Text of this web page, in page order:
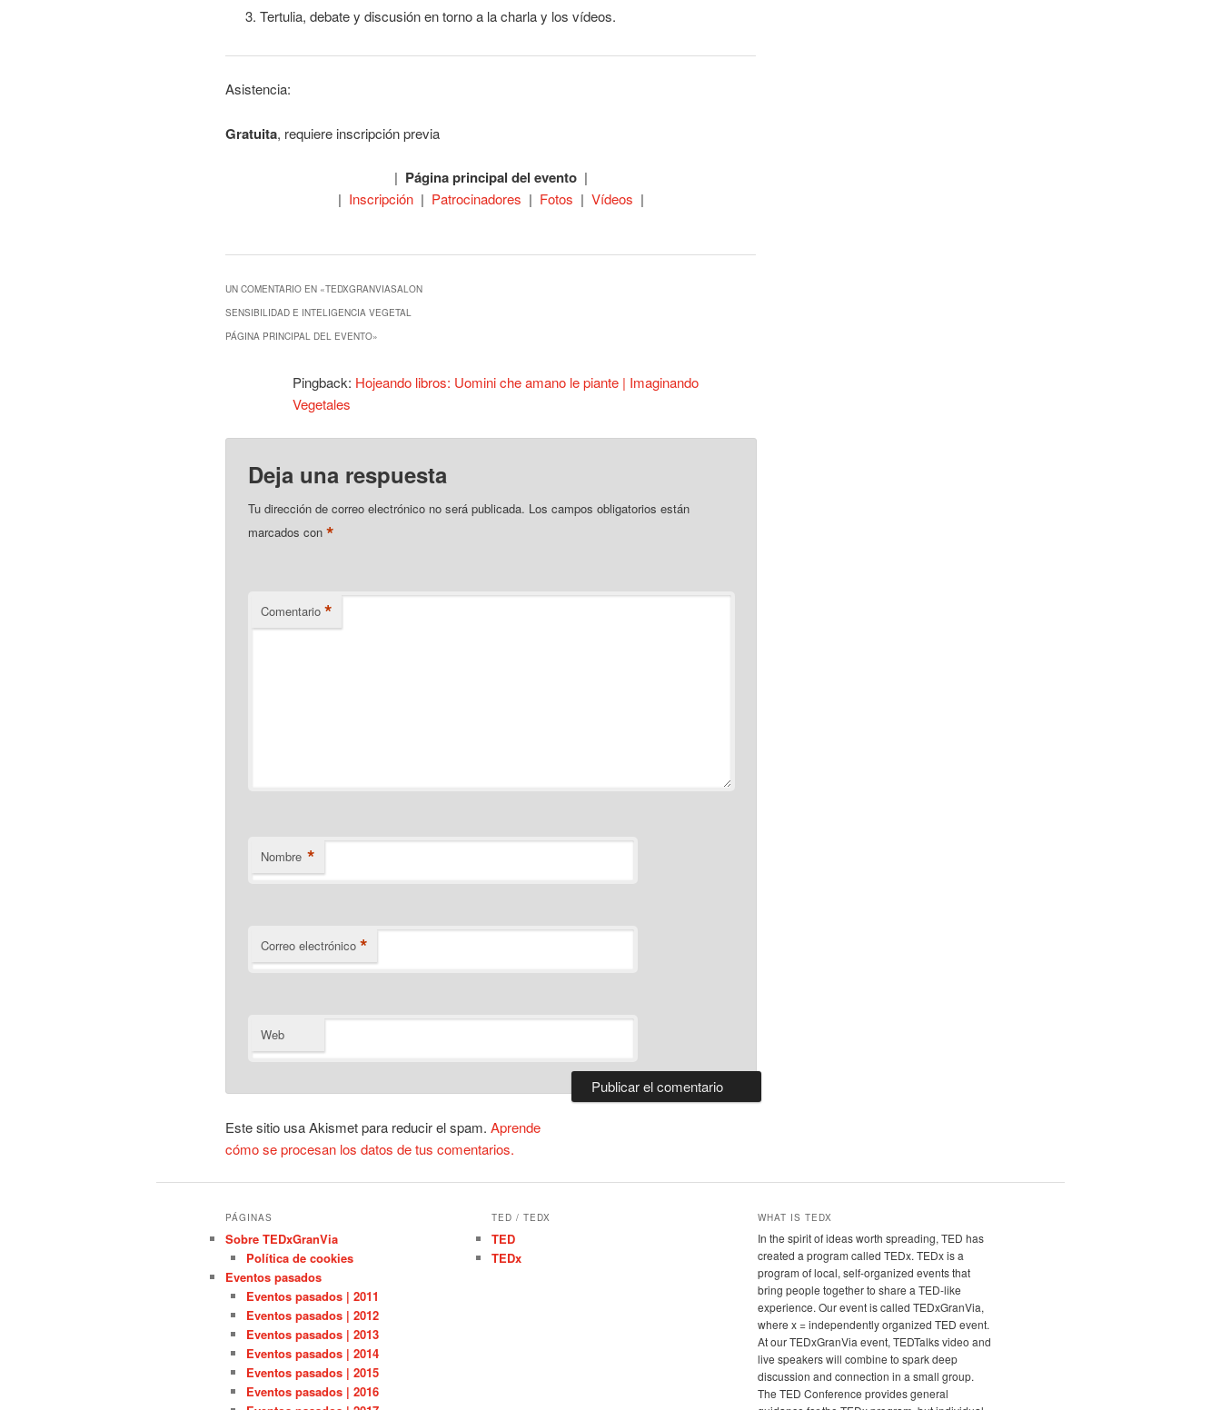
Tertulia, debate y discusión en torno a la charla y los vídeos.
Asistencia:
Gratuita, requiere inscripción previa
| Página principal del evento|
| Inscripción| Patrocinadores | Fotos | Vídeos |
UN COMENTARIO EN «TEDXGRANVIASALON
SENSIBILIDAD E INTELIGENCIA VEGETAL
PÁGINA PRINCIPAL DEL EVENTO»
Pingback: Hojeando libros: Uomini che amano le piante | Imaginando
Vegetales
Deja una respuesta
Tu dirección de correo electrónico no será publicada. Los campos obligatorios están
marcados con*
Comentario *
Nombre *
Correo electrónico *
Web
Este sitio usa Akismet para reducir el spam. Aprende
cómo se procesan los datos de tus comentarios.
PÁGINAS
Sobre TEDxGranVia
Política de cookies
Eventos pasados
Eventos pasados | 2011
Eventos pasados | 2012
Eventos pasados | 2013
Eventos pasados | 2014
Eventos pasados | 2015
Eventos pasados | 2016
TED / TEDX
TED
TEDx
WHAT IS TEDX
In the spirit of ideas worth spreading, TED has
created a program called TEDx. TEDx is a
program of local, self-organized events that
bring people together to share a TED-like
experience. Our event is called TEDxGranVia,
where x = independently organized TED event.
At our TEDxGranVia event, TEDTalks video and
live speakers will combine to spark deep
discussion and connection in a small group.
The TED Conference provides general